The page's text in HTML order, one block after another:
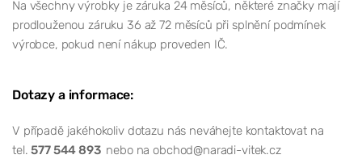
Na všechny výrobky je záruka 24 měsíců, některé značky mají
prodlouženou záruku 36 až 72 měsíců při splnění podmínek
výrobce, pokud není nákup proveden IČ.
Dotazy a informace:
V případě jakéhokoliv dotazu nás neváhejte kontaktovat na
tel.577 544 893 nebo na obchod@naradi-vitek.cz